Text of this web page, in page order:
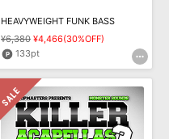
HEAVYWEIGHT FUNK BASS
¥6,380 ¥4,466(30%OFF)
133pt